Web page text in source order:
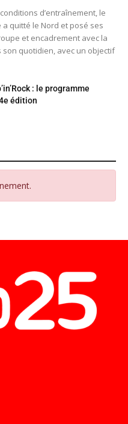
d’entraînement, le
quitté le Nord et posé ses
et encadrement avec la
quotidien, avec un objectif
: le programme
édition